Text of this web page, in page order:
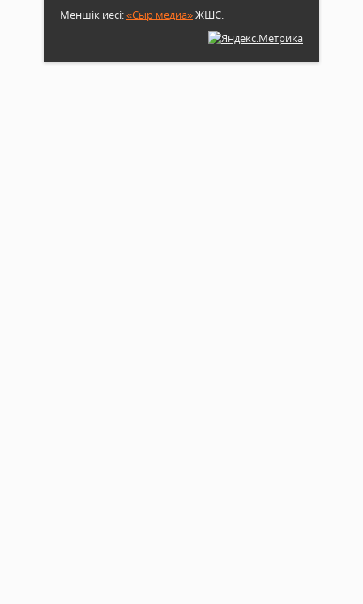
Меншік иесі:«Сыр медиа»ЖШС.